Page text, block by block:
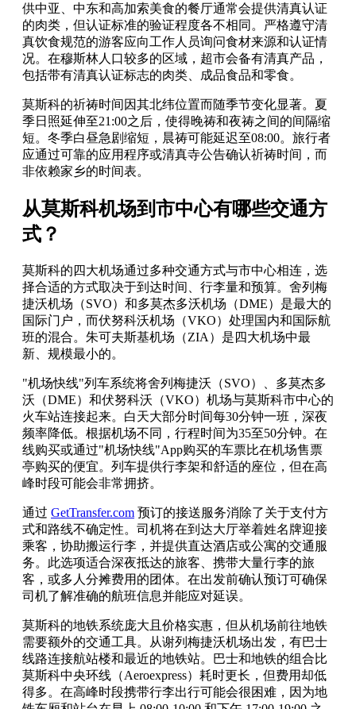
供中亚、中东和高加索美食的餐厅通常会提供清真认证
的肉类，但认证标准的验证程度各不相同。严格遵守清
真饮食规范的游客应向工作人员询问食材来源和认证情
况。在穆斯林人口较多的区域，超市会备有清真产品，
包括带有清真认证标志的肉类、成品食品和零食。
莫斯科的祈祷时间因其北纬位置而随季节变化显著。夏
季日照延伸至21:00之后，使得晚祷和夜祷之间的间隔缩
短。冬季白昼急剧缩短，晨祷可能延迟至08:00。旅行者
应通过可靠的应用程序或清真寺公告确认祈祷时间，而
非依赖家乡的时间表。
从莫斯科机场到市中心有哪些交通方
式？
莫斯科的四大机场通过多种交通方式与市中心相连，选
择合适的方式取决于到达时间、行李量和预算。舍列梅
捷沃机场（SVO）和多莫杰多沃机场（DME）是最大的
国际门户，而伏努科沃机场（VKO）处理国内和国际航
班的混合。朱可夫斯基机场（ZIA）是四大机场中最
新、规模最小的。
"机场快线"列车系统将舍列梅捷沃（SVO）、多莫杰多
沃（DME）和伏努科沃（VKO）机场与莫斯科市中心的
火车站连接起来。白天大部分时间每30分钟一班，深夜
频率降低。根据机场不同，行程时间为35至50分钟。在
线购买或通过"机场快线"App购买的车票比在机场售票
亭购买的便宜。列车提供行李架和舒适的座位，但在高
峰时段可能会非常拥挤。
通过 GetTransfer.com 预订的接送服务消除了关于支付方
式和路线不确定性。司机将在到达大厅举着姓名牌迎接
乘客，协助搬运行李，并提供直达酒店或公寓的交通服
务。此选项适合深夜抵达的旅客、携带大量行李的旅
客，或多人分摊费用的团体。在出发前确认预订可确保
司机了解准确的航班信息并能应对延误。
莫斯科的地铁系统庞大且价格实惠，但从机场前往地铁
需要额外的交通工具。从谢列梅捷沃机场出发，有巴士
线路连接航站楼和最近的地铁站。巴士和地铁的组合比
莫斯科中央环线（Aeroexpress）耗时更长，但费用却低
得多。在高峰时段携带行李出行可能会很困难，因为地